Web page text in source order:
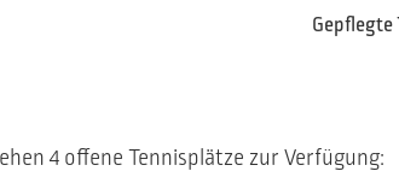
Gepflegte
4 offene Tennisplätze zur Verfügung: